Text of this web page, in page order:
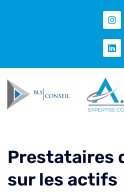
Prestataires
sur les actifs